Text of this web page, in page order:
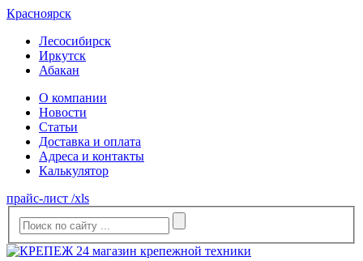
Красноярск
Лесосибирск
Иркутск
Абакан
О компании
Новости
Статьи
Доставка и оплата
Адреса и контакты
Калькулятор
прайс-лист /xls